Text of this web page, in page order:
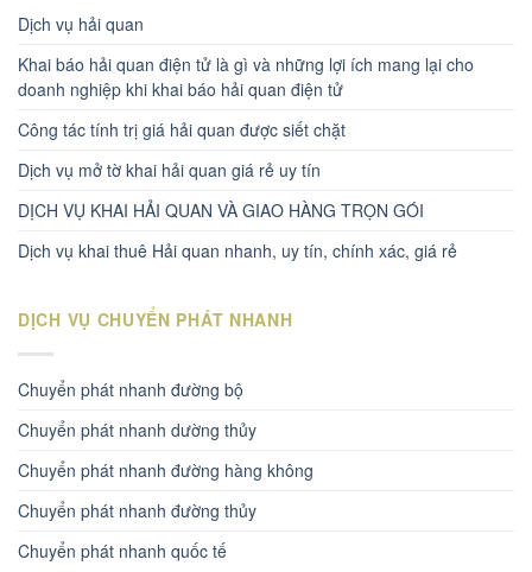
Dịch vụ hải quan
Khai báo hải quan điện tử là gì và những lợi ích mang lại cho
doanh nghiệp khi khai báo hải quan điện tử
Công tác tính trị giá hải quan được siết chặt
Dịch vụ mở tờ khai hải quan giá rẻ uy tín
DỊCH VỤ KHAI HẢI QUAN VÀ GIAO HÀNG TRỌN GÓI
Dịch vụ khai thuê Hải quan nhanh, uy tín, chính xác, giá rẻ
DỊCH VỤ CHUYỂN PHÁT NHANH
Chuyển phát nhanh đường bộ
Chuyển phát nhanh dường thủy
Chuyển phát nhanh đường hàng không
Chuyển phát nhanh đường thủy
Chuyển phát nhanh quốc tế